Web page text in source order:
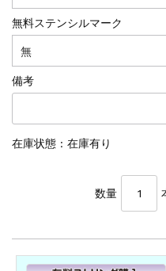
無料ステンシルマーク
備考
在庫状態 : 在庫有り
数量